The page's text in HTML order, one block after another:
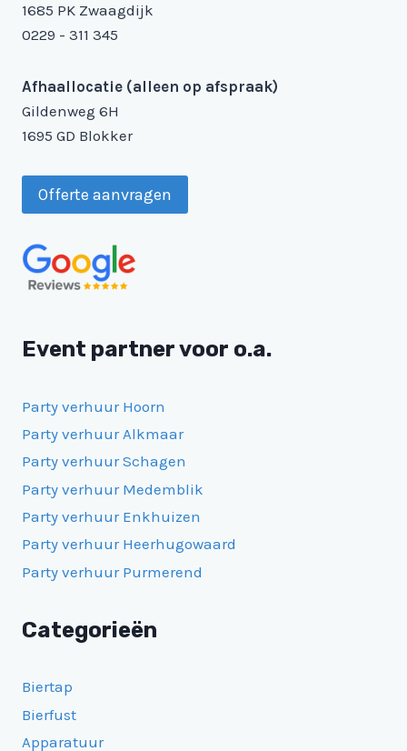
1685 PK Zwaagdijk
0229 - 311 345
Afhaallocatie (alleen op afspraak)
Gildenweg 6H
1695 GD Blokker
Offerte aanvragen
Event partner voor o.a.
Party verhuur Hoorn
Party verhuur Alkmaar
Party verhuur Schagen
Party verhuur Medemblik
Party verhuur Enkhuizen
Party verhuur Heerhugowaard
Party verhuur Purmerend
Categorieën
Biertap
Bierfust
Apparatuur